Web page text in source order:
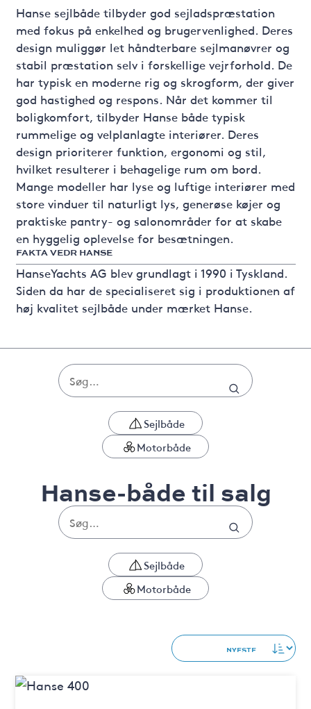
Hanse sejlbåde tilbyder god sejladspræstation
med fokus på enkelhed og brugervenlighed. Deres
design muliggør let håndterbare sejlmanøvrer og
stabil præstation selv i forskellige vejrforhold. De
har typisk en moderne rig og skrogform, der giver
god hastighed og respons. Når det kommer til
boligkomfort, tilbyder Hanse både typisk
rummelige og velplanlagte interiører. Deres
design prioriterer funktion, ergonomi og stil,
hvilket resulterer i behagelige rum om bord.
Mange modeller har lyse og luftige interiører med
store vinduer til naturligt lys, generøse køjer og
praktiske pantry- og salonområder for at skabe
en hyggelig oplevelse for besætningen.
FAKTA VEDR HANSE
HanseYachts AG blev grundlagt i 1990 i Tyskland.
Siden da har de specialiseret sig i produktionen af
høj kvalitet sejlbåde under mærket Hanse.
Sejlbåde
Motorbåde
Hanse-både til salg
Sejlbåde
Motorbåde